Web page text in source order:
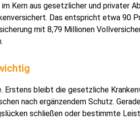
Kern aus gesetzlicher und privater
Das entspricht etwa 90
mit 8,79 Millionen
Erstens bleibt die gesetzliche
nach ergänzendem Schutz.
schließen oder bestimmte